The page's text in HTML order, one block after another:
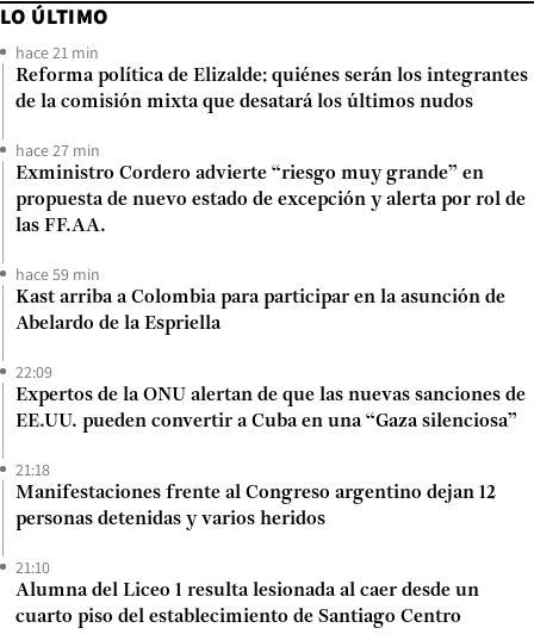
LO ÚLTIMO
hace 21 min
Reforma política de Elizalde: quiénes serán los integrantes
de la comisión mixta que desatará los últimos nudos
hace 27 min
Exministro Cordero advierte “riesgo muy grande” en
propuesta de nuevo estado de excepción y alerta por rol de
las FF.AA.
hace 59 min
Kast arriba a Colombia para participar en la asunción de
Abelardo de la Espriella
22:09
Expertos de la ONU alertan de que las nuevas sanciones de
EE.UU. pueden convertir a Cuba en una “Gaza silenciosa”
21:18
Manifestaciones frente al Congreso argentino dejan 12
personas detenidas y varios heridos
21:10
Alumna del Liceo 1 resulta lesionada al caer desde un
cuarto piso del establecimiento de Santiago Centro